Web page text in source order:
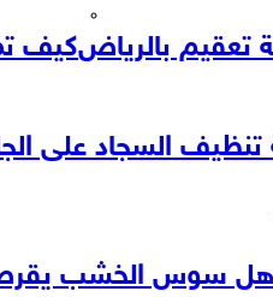
تعقيم بالرياضكيف
تنظيف السجاد على
سوس الخشب